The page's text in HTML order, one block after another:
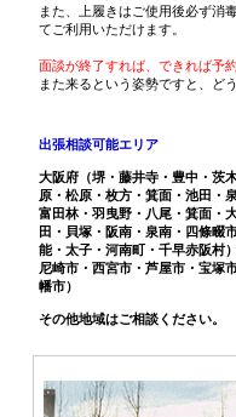
また、上履きはご使用後必ず消
てご利用いただけます。
面談が終了すれば、できれば予
また来るという姿勢ですと、ど
出張相談可能エリア
大阪府（堺・藤井寺・豊中・茨
原・松原・枚方・箕面・池田・
富田林・羽曳野・八尾・箕面・
田・貝塚・阪南・泉南・四條畷
能・太子・河南町・千早赤阪村
尼崎市・西宮市・芦屋市・宝塚
幡市）
その他地域はご相談ください。